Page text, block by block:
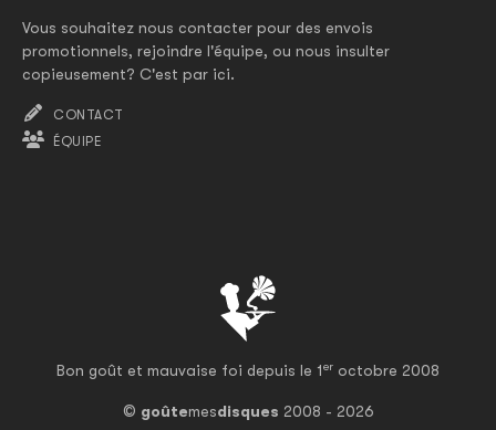
Bon goût et mauvaise foi depuis le 1er octobre 2008
© goûtemesdisques 2008 - 2026
Vous souhaitez nous contacter pour des envois
promotionnels, rejoindre l'équipe, ou nous insulter
copieusement? C'est par ici.
CONTACT
ÉQUIPE